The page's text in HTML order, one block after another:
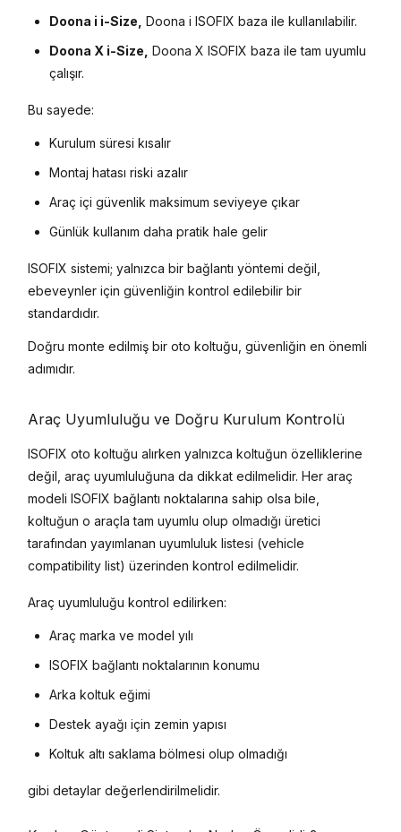
Doona i i-Size, Doona i ISOFIX baza ile kullanılabilir.
Doona X i-Size, Doona X ISOFIX baza ile tam uyumlu
çalışır.
Bu sayede:
Kurulum süresi kısalır
Montaj hatası riski azalır
Araç içi güvenlik maksimum seviyeye çıkar
Günlük kullanım daha pratik hale gelir
ISOFIX sistemi; yalnızca bir bağlantı yöntemi değil,
ebeveynler için güvenliğin kontrol edilebilir bir
standardıdır.
Doğru monte edilmiş bir oto koltuğu, güvenliğin en önemli
adımıdır.
Araç Uyumluluğu ve Doğru Kurulum Kontrolü
ISOFIX oto koltuğu alırken yalnızca koltuğun özelliklerine
değil, araç uyumluluğuna da dikkat edilmelidir. Her araç
modeli ISOFIX bağlantı noktalarına sahip olsa bile,
koltuğun o araçla tam uyumlu olup olmadığı üretici
tarafından yayımlanan uyumluluk listesi (vehicle
compatibility list) üzerinden kontrol edilmelidir.
Araç uyumluluğu kontrol edilirken:
Araç marka ve model yılı
ISOFIX bağlantı noktalarının konumu
Arka koltuk eğimi
Destek ayağı için zemin yapısı
Koltuk altı saklama bölmesi olup olmadığı
gibi detaylar değerlendirilmelidir.